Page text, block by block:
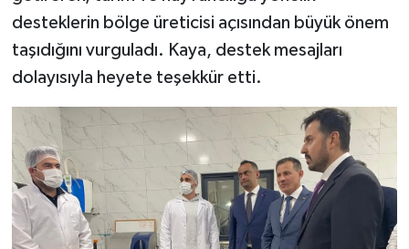
desteklerin bölge üreticisi açısından büyük önem
taşıdığını vurguladı. Kaya, destek mesajları
dolayısıyla heyete teşekkür etti.